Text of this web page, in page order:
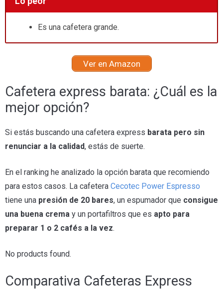
Es una cafetera grande.
Ver en Amazon
Cafetera express barata: ¿Cuál es la
mejor opción?
Si estás buscando una cafetera express barata pero sin
renunciar a la calidad, estás de suerte.
En el ranking he analizado la opción barata que recomiendo
para estos casos. La cafetera Cecotec Power Espresso
tiene una presión de 20 bares, un espumador que consigue
una buena crema y un portafiltros que es apto para
preparar 1 o 2 cafés a la vez.
No products found.
Comparativa Cafeteras Express